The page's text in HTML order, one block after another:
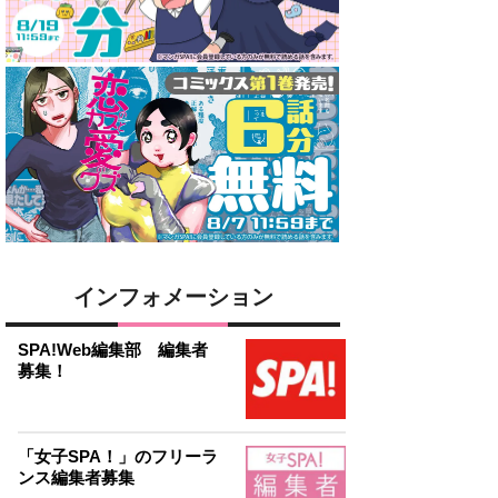
インフォメーション
SPA!Web編集部 編集者
募集！
「女子SPA！」のフリーラ
ンス編集者募集